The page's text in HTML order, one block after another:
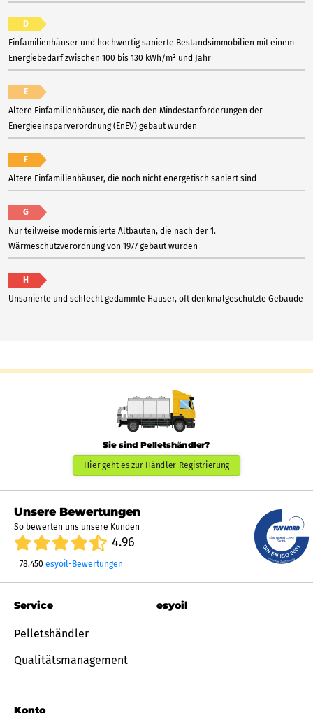
D
Einfamilienhäuser und hochwertig sanierte Bestandsimmobilien mit einem
Energiebedarf zwischen 100 bis 130 kWh/m² und Jahr
E
Ältere Einfamilienhäuser, die nach den Mindestanforderungen der
Energieeinsparverordnung (EnEV) gebaut wurden
F
Ältere Einfamilienhäuser, die noch nicht energetisch saniert sind
G
Nur teilweise modernisierte Altbauten, die nach der 1.
Wärmeschutzverordnung von 1977 gebaut wurden
H
Unsanierte und schlecht gedämmte Häuser, oft denkmalgeschützte Gebäude
Sie sind Pelletshändler?
Hier geht es zur Händler-Registrierung
Unsere Bewertungen
So bewerten uns unsere Kunden
4.96
78.450 esyoil-Bewertungen
Service
Pelletshändler
Qualitätsmanagement
Konto
esyoil